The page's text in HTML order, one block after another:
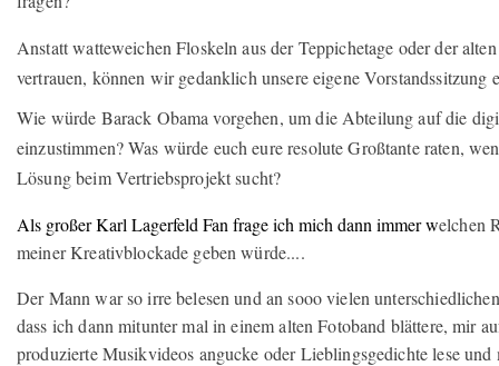
Anstatt watteweichen Floskeln aus der Teppichetage oder der
vertrauen, können wir gedanklich unsere eigene
Wie würde Barack Obama vorgehen, um die Abteilung auf die
einzustimmen? Was würde euch eure resolute Großtante raten,
Lösung beim Vertriebsprojekt sucht?
Als großer Karl Lagerfeld Fan frage ich mich dann immer welchen
meiner Kreativblockade geben würde....
Der Mann war so irre belesen und an sooo vielen
dass ich dann mitunter mal in einem alten Fotoband blättere, mir
produzierte Musikvideos angucke oder Lieblingsgedichte lese und